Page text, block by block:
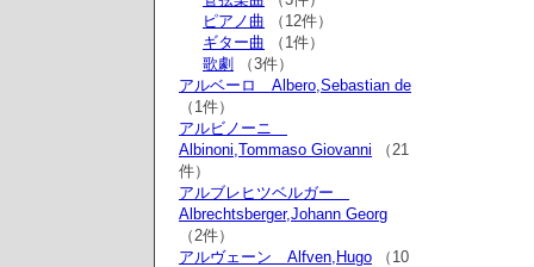
ピアノ曲 （12件）
ギター曲 （1件）
歌劇
（3件）
アルベーロ Albero,Sebastian de
（1件）
アルビノーニ
Albinoni,Tommaso Giovanni （21
件）
アルブレヒツベルガー
Albrechtsberger,Johann Georg
（2件）
アルヴェーン Alfven,Hugo （10